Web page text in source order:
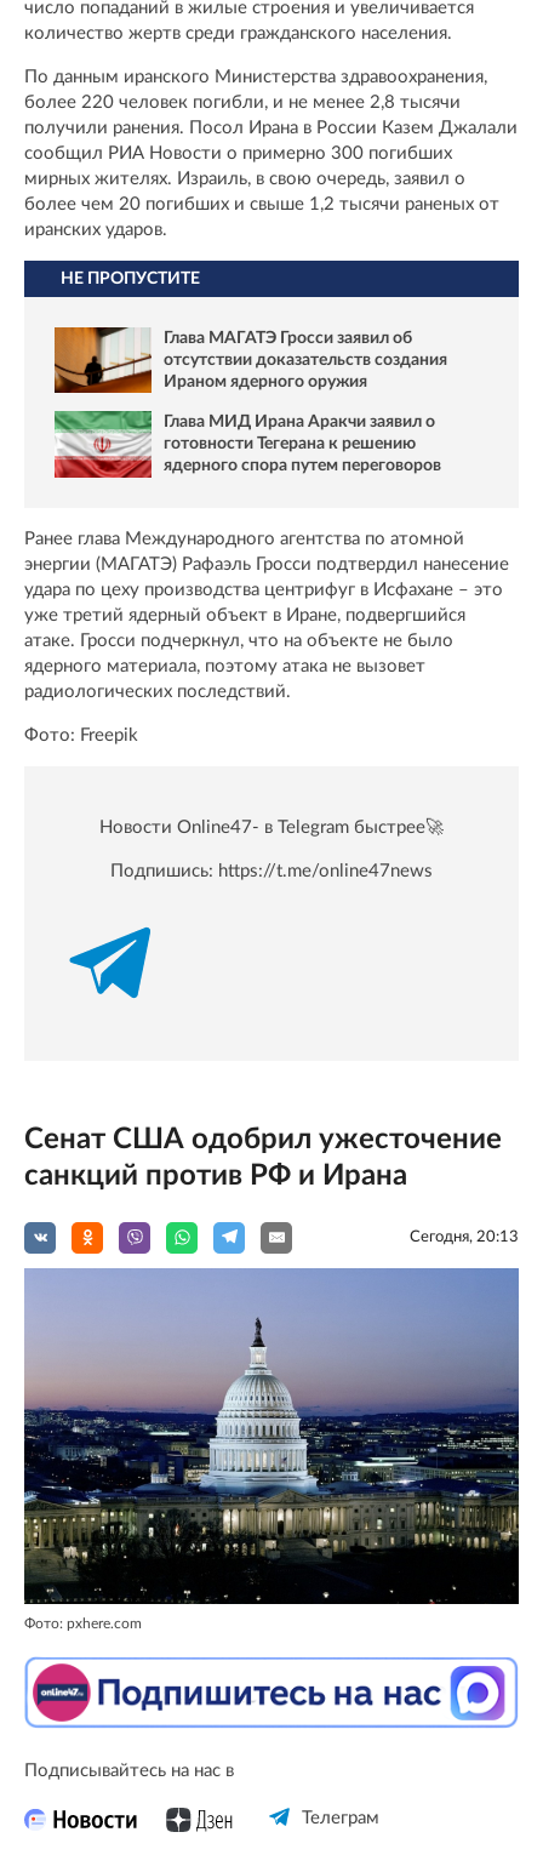
число попаданий в жилые строения и увеличивается
количество жертв среди гражданского населения.
По данным иранского Министерства здравоохранения,
более 220 человек погибли, и не менее 2,8 тысячи
получили ранения. Посол Ирана в России Казем Джалали
сообщил РИА Новости о примерно 300 погибших
мирных жителях. Израиль, в свою очередь, заявил о
более чем 20 погибших и свыше 1,2 тысячи раненых от
иранских ударов.
НЕ ПРОПУСТИТЕ
Глава МАГАТЭ Гросси заявил об
отсутствии доказательств создания
Ираном ядерного оружия
Глава МИД Ирана Аракчи заявил о
готовности Тегерана к решению
ядерного спора путем переговоров
Ранее глава Международного агентства по атомной
энергии (МАГАТЭ) Рафаэль Гросси подтвердил нанесение
удара по цеху производства центрифуг в Исфахане – это
уже третий ядерный объект в Иране, подвергшийся
атаке. Гросси подчеркнул, что на объекте не было
ядерного материала, поэтому атака не вызовет
радиологических последствий.
Фото: Freepik
Новости Online47- в Telegram быстрее🚀
Подпишись: https://t.me/online47news
Сенат США одобрил ужесточение
санкций против РФ и Ирана
Сегодня, 20:13
Фото: pxhere.com
Подписывайтесь на нас в
Телеграм